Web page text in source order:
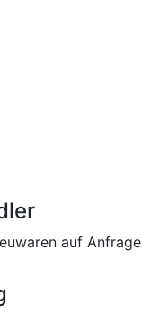
auf Anfrage